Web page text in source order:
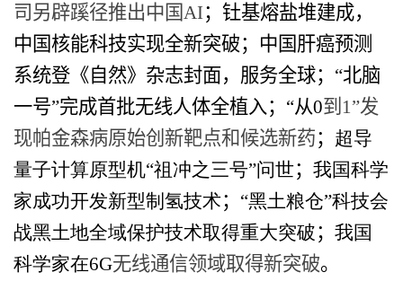
司另辟蹊径推出中国 AI； 钍基熔盐堆建成，
中国核能科技实现全新突破； 中国肝癌预测
系统登《自然》杂志封面，服务全球； “北脑
一号”完成首批无线人体全植入 ； “从0到 1”发
现帕金森病原始创新靶点和候选新药； 超导
量子计算原型机“祖冲之三号”问世； 我国科学
家成功开发新型制氢技术； “黑土粮仓”科技会
战黑土地全域保护技术取得重大突破； 我国
科学家在6G无线通信领域取得新突破。